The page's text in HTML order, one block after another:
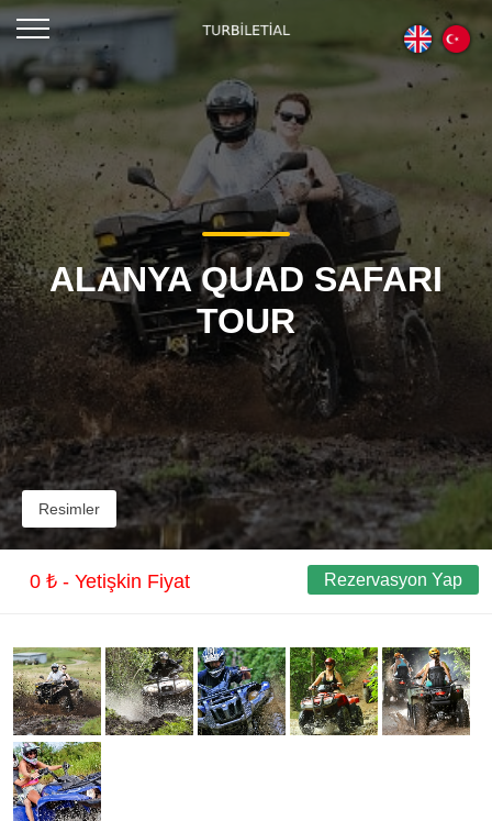
ALANYA QUAD SAFARI
TOUR
Resimler
0 ₺ - Yetişkin Fiyat Rezervasyon Yap